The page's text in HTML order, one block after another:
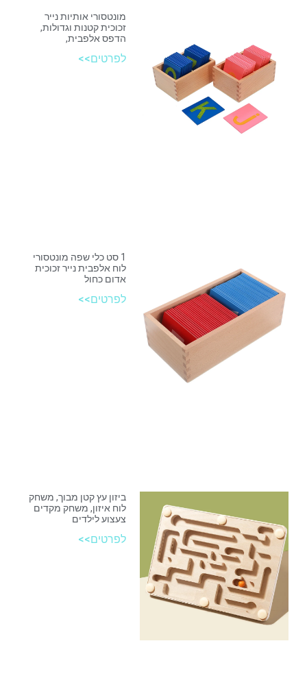
מונטסורי אותיות נייר
זכוכית קטנות וגדולות,
הדפס אלפבית,
לפרטים>>
1 סט כלי שפה מונטסורי
לוח אלפבית נייר זכוכית
אדום כחול
לפרטים>>
ביזון עץ קטן מבוך, משחק
לוח איזון, משחק מקדים
צעצוע לילדים
לפרטים>>